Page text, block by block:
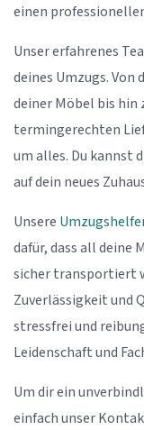
einen
Unser erfahrenes
deines Umzugs. Von
deiner Möbel bis hin
termingerechten
um alles. Du kannst
auf dein neues
Unsere
dafür, dass all deine
sicher transportiert
Zuverlässigkeit und
stressfrei und
Leidenschaft und
Um dir ein
einfach unser